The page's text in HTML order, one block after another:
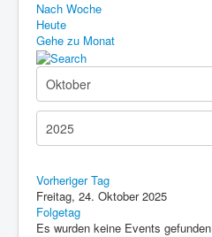
Ausbildung
Fachbetriebe
Unsere Kontaktdaten
Links
Impressum
Datenschutz
Nach Woche
Heute
Gehe zu Monat
Vorheriger Tag
Freitag, 24. Oktober 2025
Folgetag
Es wurden keine Events gefunden